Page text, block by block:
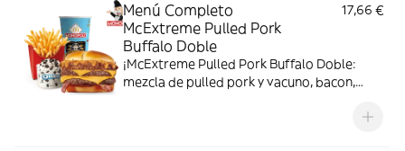
Menú Completo
McExtreme Pulled Pork
Buffalo Doble
17,66 €
¡McExtreme Pulled Pork Buffalo Doble:
mezcla de pulled pork y vacuno, bacon,